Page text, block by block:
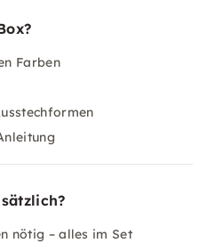
Farben
nötig – alles im Set